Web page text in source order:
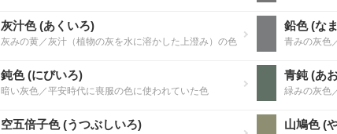
灰汁色 (あくいろ)
灰みの黄／灰汁（植物の灰を水に溶かした上澄み）の色
鉛色 (な
青みの灰色
鈍色 (にびいろ)
暗い灰色／平安時代に喪服の色に使われていた色
青鈍 (あ
緑みの灰色
空五倍子色 (うつぶしいろ) 山鳩色 (